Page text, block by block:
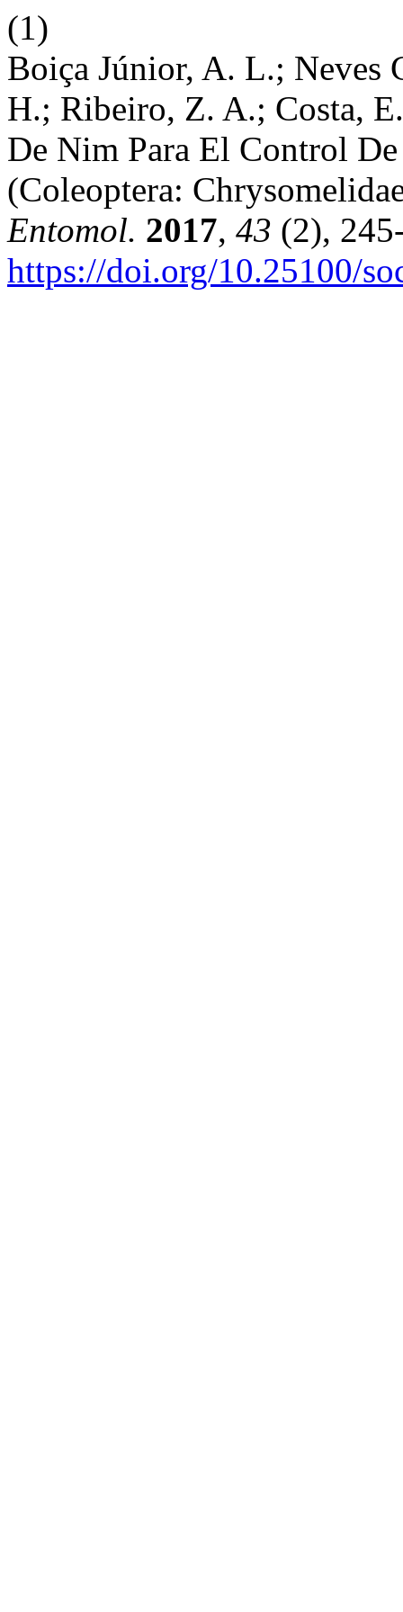
(1)
Boiça Júnior, A. L.; Neves
H.; Ribeiro, Z. A.; Costa,
De Nim Para El Control
(Coleoptera:
Entomol. 2017, 43 (2),
https://doi.org/10.25100/